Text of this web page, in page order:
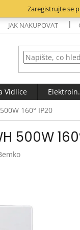
Zaregistrujte se
JAK NAKUPOVAT
Vidlice
160° IP20
500W